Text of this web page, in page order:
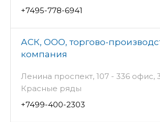
+7495-778-6941
АСК, ООО, торгово-
компания
Ленина проспект, 107 - 336 офис,
Красные ряды
+7499-400-2303